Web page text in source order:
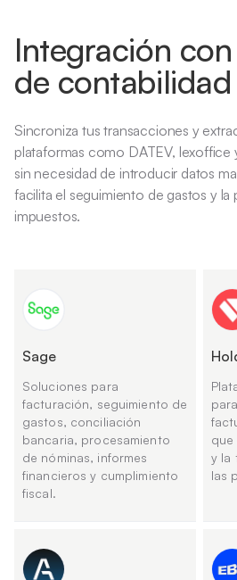
Integración
de contabilidad
Sincroniza tus transacciones y
plataformas como DATEV, lexoffice
sin necesidad de introducir datos
facilita el seguimiento de gastos y la
impuestos.
Sage
Soluciones para
facturación, seguimiento de
gastos, conciliación
bancaria, procesamiento
de nóminas, informes
financieros y cumplimiento
fiscal.
que
y la
las